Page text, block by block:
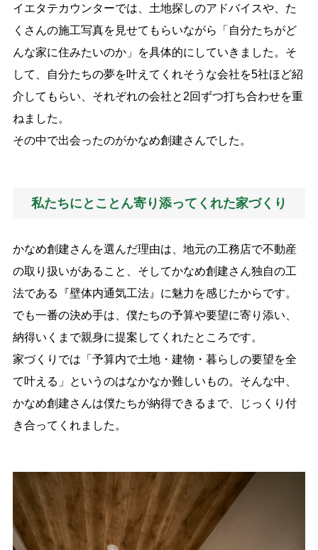
イエタテカウンターでは、土地探しのアドバイスや、た
くさんの施工写真を見せてもらいながら「自分たちがど
んな家に住みたいのか」を具体的にしていきました。そ
して、自分たちの夢を叶えてくれそうな会社を5社ほど紹
介してもらい、それぞれの会社と 2回ずつ打ち合わせを重
ねました。
その中で出会ったのがかなめ創建さんでした。
私たちにとことん寄り添ってくれた家づくり
かなめ創建さんを選んだ理由は、地元の工務店で不動産
の取り扱いがあること、そしてかなめ創建さん独自の工
法である『壁体内通気工法』に魅力を感じたからです。
でも一番の決め手は、僕たちの予算や要望に寄り添い、
納得いくまで親身に提案してくれたところです。
家づくりでは「予算内で土地・建物・暮らしの要望を全
て叶える」というのはなかなか難しいもの。そんな中、
かなめ創建さんは僕たちが納得できるまで、じっくり付
き合ってくれました。